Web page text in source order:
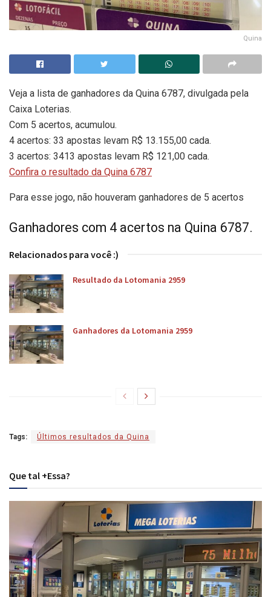
Quina
Veja a lista de ganhadores da Quina 6787, divulgada pela
Caixa Loterias.
Com 5 acertos, acumulou.
4 acertos: 33 apostas levam R$ 13.155,00 cada.
3 acertos: 3413 apostas levam R$ 121,00 cada.
Confira o resultado da Quina 6787
Para esse jogo, não houveram ganhadores de 5 acertos
Ganhadores com 4 acertos na Quina 6787.
Relacionados para você :)
Resultado da Lotomania 2959
Ganhadores da Lotomania 2959
Tags: Últimos resultados da Quina
Que tal +Essa?